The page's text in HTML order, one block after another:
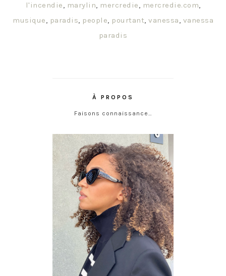
l'incendie, marylin, mercredie, mercredie.com,
musique, paradis, people, pourtant, vanessa, vanessa
paradis
À PROPOS
Faisons connaissance…